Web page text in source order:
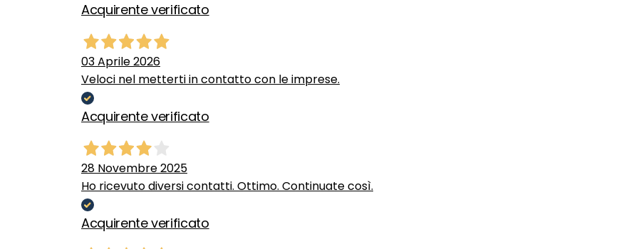
Acquirente verificato
03 Aprile 2026
Veloci nel metterti in contatto con le imprese.
Acquirente verificato
28 Novembre 2025
Ho ricevuto diversi contatti. Ottimo. Continuate così.
Acquirente verificato